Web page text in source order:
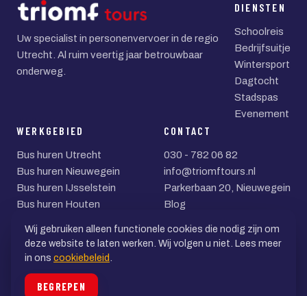
Uw specialist in personenvervoer in de regio
Utrecht. Al ruim veertig jaar betrouwbaar
onderweg.
DIENSTEN
Schoolreis
Bedrijfsuitje
Wintersport
Dagtocht
Stadspas
Evenement
WERKGEBIED
Bus huren Utrecht
Bus huren Nieuwegein
Bus huren IJsselstein
Bus huren Houten
Bus huren Woerden
CONTACT
030 - 782 06 82
info@triomftours.nl
Parkerbaan 20, Nieuwegein
Blog
© 2026 Triomf Tours BV
Wij gebruiken alleen functionele cookies die nodig zijn om
deze website te laten werken. Wij volgen u niet. Lees meer
in ons cookiebeleid
BEGREPEN